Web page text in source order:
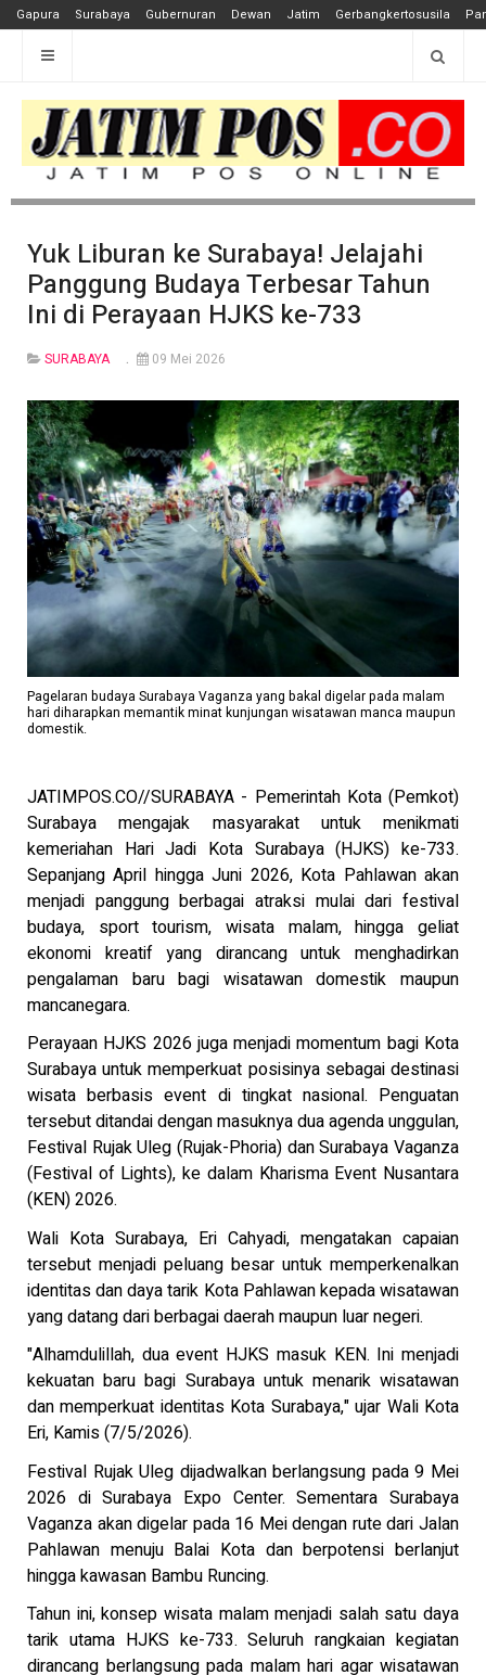
Gapura Surabaya Gubernuran Dewan Jatim Gerbangkertosusila
Yuk Liburan ke Surabaya! Jelajahi
Panggung Budaya Terbesar Tahun
Ini di Perayaan HJKS ke-733
SURABAYA 09 Mei 2026
Pagelaran budaya Surabaya Vaganza yang bakal digelar pada malam
hari diharapkan memantik minat kunjungan wisatawan manca maupun
domestik.
JATIMPOS.CO//SURABAYA - Pemerintah Kota (Pemkot)
Surabaya mengajak masyarakat untuk menikmati
kemeriahan Hari Jadi Kota Surabaya (HJKS) ke-733.
Sepanjang April hingga Juni 2026, Kota Pahlawan akan
menjadi panggung berbagai atraksi mulai dari festival
budaya, sport tourism, wisata malam, hingga geliat
ekonomi kreatif yang dirancang untuk menghadirkan
pengalaman baru bagi wisatawan domestik maupun
mancanegara.
Perayaan HJKS 2026 juga menjadi momentum bagi Kota
Surabaya untuk memperkuat posisinya sebagai destinasi
wisata berbasis event di tingkat nasional. Penguatan
tersebut ditandai dengan masuknya dua agenda unggulan,
Festival Rujak Uleg (Rujak-Phoria) dan Surabaya Vaganza
(Festival of Lights), ke dalam Kharisma Event Nusantara
(KEN) 2026.
Wali Kota Surabaya, Eri Cahyadi, mengatakan capaian
tersebut menjadi peluang besar untuk memperkenalkan
identitas dan daya tarik Kota Pahlawan kepada wisatawan
yang datang dari berbagai daerah maupun luar negeri.
"Alhamdulillah, dua event HJKS masuk KEN. Ini menjadi
kekuatan baru bagi Surabaya untuk menarik wisatawan
dan memperkuat identitas Kota Surabaya," ujar Wali Kota
Eri, Kamis (7/5/2026).
Festival Rujak Uleg dijadwalkan berlangsung pada 9 Mei
2026 di Surabaya Expo Center. Sementara Surabaya
Vaganza akan digelar pada 16 Mei dengan rute dari Jalan
Pahlawan menuju Balai Kota dan berpotensi berlanjut
hingga kawasan Bambu Runcing.
Tahun ini, konsep wisata malam menjadi salah satu daya
tarik utama HJKS ke-733. Seluruh rangkaian kegiatan
dirancang berlangsung pada malam hari agar wisatawan